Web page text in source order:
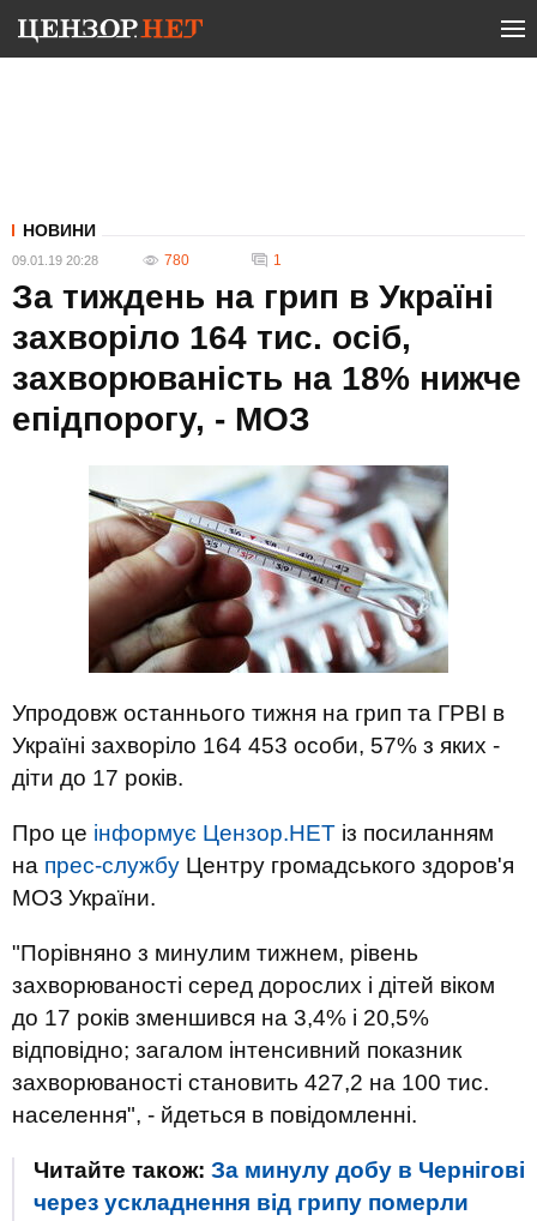
НОВИНИ
09.01.19 20:28 780 1
За тиждень на грип в Україні
захворіло 164 тис. осіб,
захворюваність на 18% нижче
епідпорогу, - МОЗ
Упродовж останнього тижня на грип та ГРВІ в
Україні захворіло 164 453 особи, 57% з яких -
діти до 17 років.
Про це інформує Цензор.НЕТ із посиланням
на прес-службу Центру громадського здоров'я
МОЗ України.
"Порівняно з минулим тижнем, рівень
захворюваності серед дорослих і дітей віком
до 17 років зменшився на 3,4% і 20,5%
відповідно; загалом інтенсивний показник
захворюваності становить 427,2 на 100 тис.
населення", - йдеться в повідомленні.
Читайте також: За минулу добу в Чернігові
через ускладнення від грипу померли